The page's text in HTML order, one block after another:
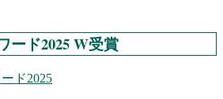
ード2025 W受賞